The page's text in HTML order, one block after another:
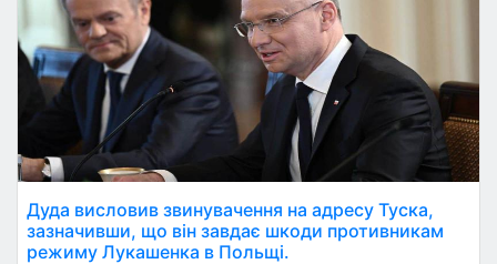
Дуда висловив звинувачення на адресу Туска,
зазначивши, що він завдає шкоди противникам
режиму Лукашенка в Польщі.